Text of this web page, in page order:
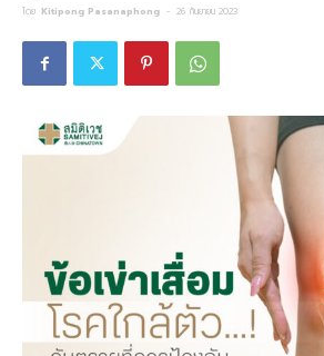
โดย Kitipong Pasanaphong - 26 กันยายน 2023